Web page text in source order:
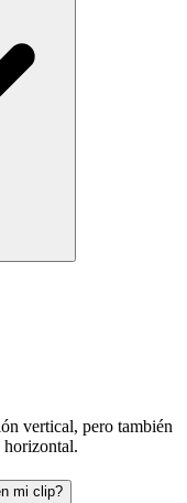
vertical, pero también
horizontal.
mi clip?